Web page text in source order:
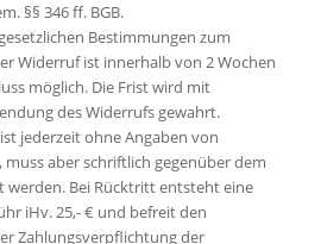
§§ 346 ff. BGB.
Bestimmungen zum
Widerruf ist innerhalb von 2 Wochen
möglich. Die Frist wird mit
des Widerrufs gewahrt.
jederzeit ohne Angaben von
aber schriftlich gegenüber dem
Bei Rücktritt entsteht eine
iHv. 25,- € und befreit den
Zahlungsverpflichtung der